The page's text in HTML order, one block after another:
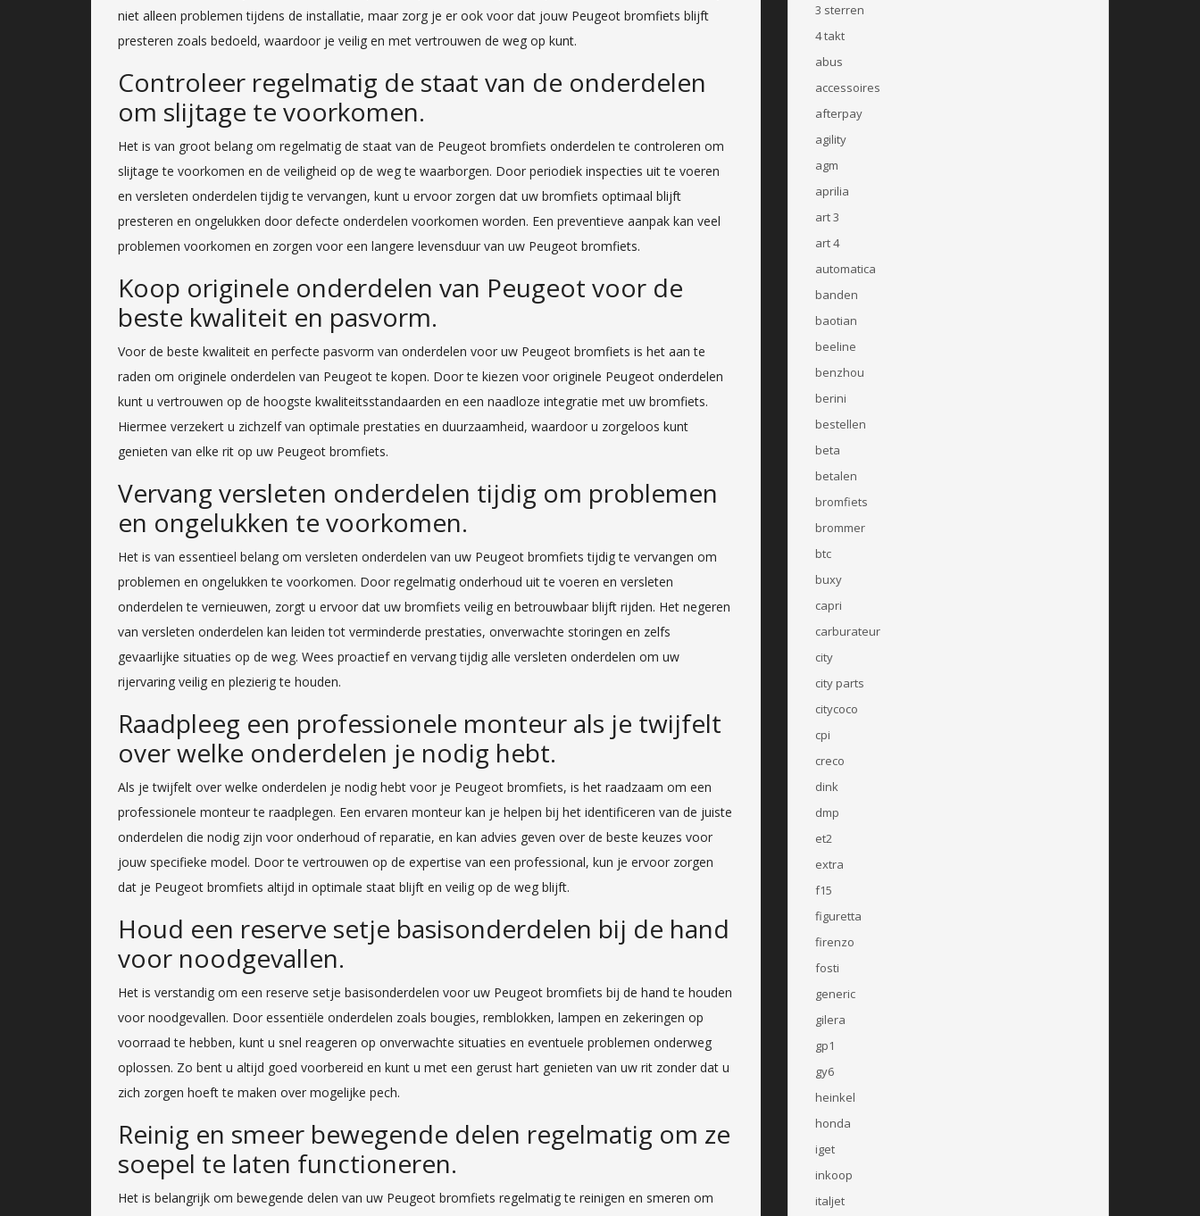
niet alleen problemen tijdens de installatie, maar zorg je er ook voor dat jouw Peugeot bromfiets blijft
presteren zoals bedoeld, waardoor je veilig en met vertrouwen de weg op kunt.
Controleer regelmatig de staat van de onderdelen
om slijtage te voorkomen.
Het is van groot belang om regelmatig de staat van de Peugeot bromfiets onderdelen te controleren om
slijtage te voorkomen en de veiligheid op de weg te waarborgen. Door periodiek inspecties uit te voeren
en versleten onderdelen tijdig te vervangen, kunt u ervoor zorgen dat uw bromfiets optimaal blijft
presteren en ongelukken door defecte onderdelen voorkomen worden. Een preventieve aanpak kan veel
problemen voorkomen en zorgen voor een langere levensduur van uw Peugeot bromfiets.
Koop originele onderdelen van Peugeot voor de
beste kwaliteit en pasvorm.
Voor de beste kwaliteit en perfecte pasvorm van onderdelen voor uw Peugeot bromfiets is het aan te
raden om originele onderdelen van Peugeot te kopen. Door te kiezen voor originele Peugeot onderdelen
kunt u vertrouwen op de hoogste kwaliteitsstandaarden en een naadloze integratie met uw bromfiets.
Hiermee verzekert u zichzelf van optimale prestaties en duurzaamheid, waardoor u zorgeloos kunt
genieten van elke rit op uw Peugeot bromfiets.
Vervang versleten onderdelen tijdig om problemen
en ongelukken te voorkomen.
Het is van essentieel belang om versleten onderdelen van uw Peugeot bromfiets tijdig te vervangen om
problemen en ongelukken te voorkomen. Door regelmatig onderhoud uit te voeren en versleten
onderdelen te vernieuwen, zorgt u ervoor dat uw bromfiets veilig en betrouwbaar blijft rijden. Het negeren
van versleten onderdelen kan leiden tot verminderde prestaties, onverwachte storingen en zelfs
gevaarlijke situaties op de weg. Wees proactief en vervang tijdig alle versleten onderdelen om uw
rijervaring veilig en plezierig te houden.
Raadpleeg een professionele monteur als je twijfelt
over welke onderdelen je nodig hebt.
Als je twijfelt over welke onderdelen je nodig hebt voor je Peugeot bromfiets, is het raadzaam om een
professionele monteur te raadplegen. Een ervaren monteur kan je helpen bij het identificeren van de juiste
onderdelen die nodig zijn voor onderhoud of reparatie, en kan advies geven over de beste keuzes voor
jouw specifieke model. Door te vertrouwen op de expertise van een professional, kun je ervoor zorgen
dat je Peugeot bromfiets altijd in optimale staat blijft en veilig op de weg blijft.
Houd een reserve setje basisonderdelen bij de hand
voor noodgevallen.
Het is verstandig om een reserve setje basisonderdelen voor uw Peugeot bromfiets bij de hand te houden
voor noodgevallen. Door essentiële onderdelen zoals bougies, remblokken, lampen en zekeringen op
voorraad te hebben, kunt u snel reageren op onverwachte situaties en eventuele problemen onderweg
oplossen. Zo bent u altijd goed voorbereid en kunt u met een gerust hart genieten van uw rit zonder dat u
zich zorgen hoeft te maken over mogelijke pech.
Reinig en smeer bewegende delen regelmatig om ze
soepel te laten functioneren.
Het is belangrijk om bewegende delen van uw Peugeot bromfiets regelmatig te reinigen en smeren om
3 sterren
4 takt
abus
accessoires
afterpay
agility
agm
aprilia
art 3
art 4
automatica
banden
baotian
beeline
benzhou
berini
bestellen
beta
betalen
bromfiets
brommer
btc
buxy
capri
carburateur
city
city parts
citycoco
cpi
creco
dink
dmp
et2
extra
f15
figuretta
firenzo
fosti
generic
gilera
gp1
gy6
heinkel
honda
iget
inkoop
italjet